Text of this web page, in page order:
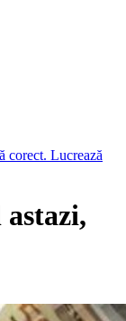
corect. Lucrează